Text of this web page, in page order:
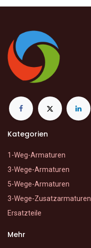
Kategorien
1-Weg-Armaturen
3-Wege-Armaturen
5-Wege-Armaturen
3-Wege-Zusatzarmaturen
Ersatzteile
Mehr